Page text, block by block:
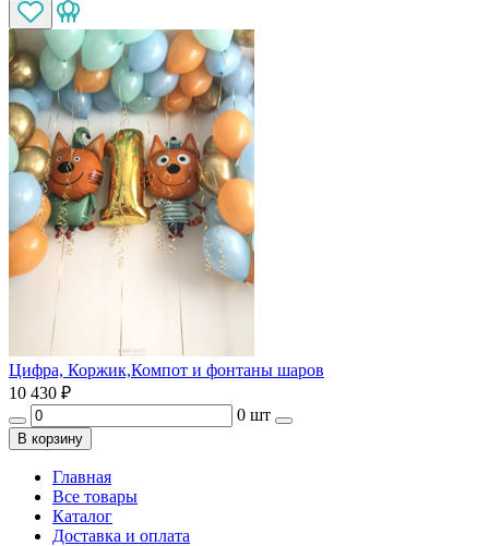
Цифра, Коржик,Компот и фонтаны шаров
10 430 ₽
0 шт
В корзину
Главная
Все товары
Каталог
Доставка и оплата